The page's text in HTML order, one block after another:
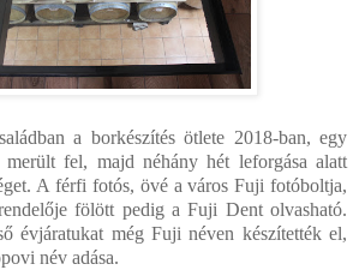
a borkészítés ötlete 2018-ban, egy
merült fel, majd néhány hét leforgása alatt
A férfi fotós, övé a város Fuji fotóboltja,
fölött pedig a Fuji Dent olvasható.
évjáratukat még Fuji néven készítették el,
név adása.